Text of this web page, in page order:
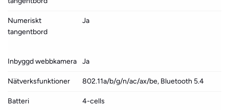
Numeriskt
tangentbord
Ja
Inbyggd webbkamera Ja
Nätverksfunktioner 802.11a/b/g/n/ac/ax/be, Bluetooth 5.4
Batteri 4-cells